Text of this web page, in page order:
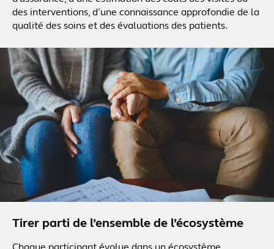
des interventions, d’une connaissance approfondie de la
qualité des soins et des évaluations des patients.
Tirer parti de l’ensemble de l’écosystème